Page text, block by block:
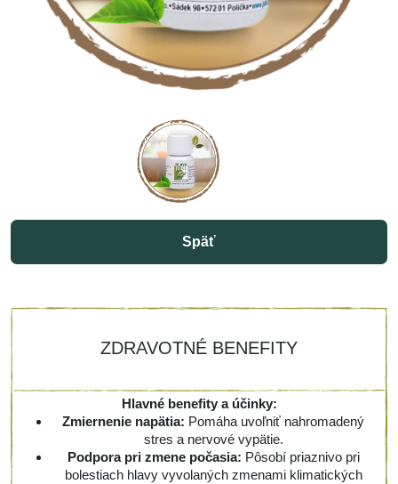
Späť
ZDRAVOTNÉ BENEFITY
Hlavné benefity a účinky:
Zmiernenie napätia: Pomáha uvoľniť nahromadený
stres a nervové vypätie.
Podpora pri zmene počasia: Pôsobí priaznivo pri
bolestiach hlavy vyvolaných zmenami klimatických